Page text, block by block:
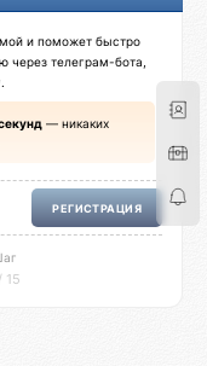
и поможет быстро
через телеграм-бота,
— никаких
РЕГИСТРАЦИЯ
/ 15